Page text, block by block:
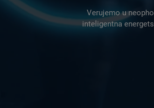
Verujemo u
inteligentna